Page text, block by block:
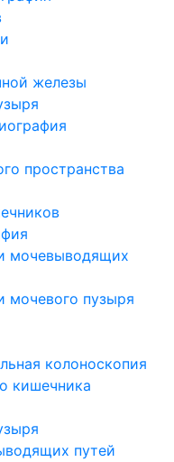
железы
пространства
мочевыводящих
мочевого пузыря
колоноскопия
кишечника
путей